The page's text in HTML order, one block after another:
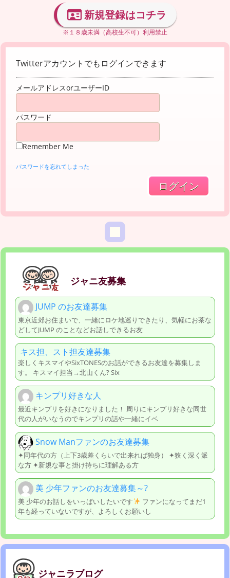
新規登録はコチラ
※１８歳未満（高校生不可）利用禁止
Twitterアカウントでもログインできます
メールアドレスorユーザーID
パスワード
Remember Me
パスワードを忘れてしまった
ジャニ友募集
JUMP のお友達募集
東京近郊お住まいで、一緒にロケ地巡りできたり、気軽にお茶な
どしてJUMP のことなどお話しできるお友
キス担、スト担友達募集
楽しくキスマイやSixTONESのお話ができるお友達を募集しま
す。 キスマイ担当→北山くん? Six
キンプリ好きな人
最近キンプリを好きになりました！ 周りにキンプリ好きな同世
代の人がいなうのでキンプリの話や一緒にイベ
Snow Manファンのお友達募集
✦同年代の方（上下3歳差くらいで出来れば独身） ✦狭く深く派
な方 ✦新規な事と掛け持ちに理解ある方
美 少年ファンのお友達募集～?
美 少年のお話しをいっぱいしたいです
ファンになってまだ1
年も経っていないですが、よろしくお願いし
ジャニラブログ